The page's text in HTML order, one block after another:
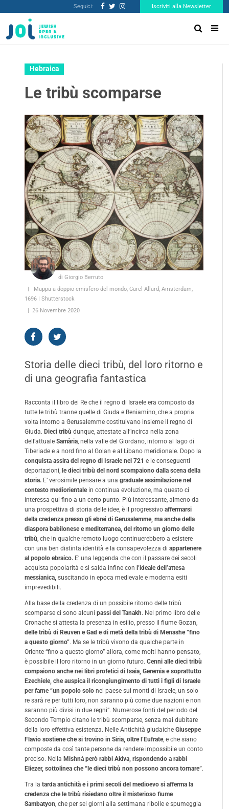
Seguici: Iscriviti alla Newsletter
Hebraica
Le tribù scomparse
di Giorgio Berruto
Mappa a doppio emisfero del mondo, Carel Allard, Amsterdam,
1696 | Shutterstock
26 Novembre 2020
Storia delle dieci tribù, del loro ritorno e
di una geografia fantastica
Racconta il libro dei Re che il regno di Israele era composto da
tutte le tribù tranne quelle di Giuda e Beniamino, che a propria
volta intorno a Gerusalemme costituivano insieme il regno di
Giuda. Dieci tribù dunque, attestate all’incirca nella zona
dell’attuale Samària , nella valle del Giordano, intorno al lago di
Tiberiade e a nord fino al Golan e al Libano meridionale. Dopo la
conquista assira del regno di Israele nel 721 e le conseguenti
deportazioni, le dieci tribù del nord scompaiono dalla scena della
storia. E’ verosimile pensare a una graduale assimilazione nel
contesto mediorientalein continua evoluzione, ma questo ci
interessa qui fino a un certo punto. Più interessante, almeno da
una prospettiva di storia delle idee, è il progressivo affermarsi
della credenza presso gli ebrei di Gerusalemme, ma anche della
diaspora babilonese e mediterranea, del ritorno un giorno delle
tribù , che in qualche remoto luogo continuerebbero a esistere
con una ben distinta identità e la consapevolezza di appartenere
al popolo ebraico. E’ una leggenda che con il passare dei secoli
acquista popolarità e si salda infine con l’ideale dell’attesa
messianica, suscitando in epoca medievale e moderna esiti
imprevedibili.
Alla base della credenza di un possibile ritorno delle tribù
scomparse ci sono alcuni passi del Tanakh. Nel primo libro delle
Cronache si attesta la presenza in esilio, presso il fiume Gozan,
delle tribù di Reuven e Gad e di metà della tribù di Menashe “fino
a questo giorno”. Ma se le tribù vivono da qualche parte in
Oriente “fino a questo giorno” allora, come molti hanno pensato,
è possibile il loro ritorno in un giorno futuro. Cenni alle dieci tribù
compaiono anche nei libri profetici di Isaia, Geremia e soprattutto
Ezechiele, che auspica il ricongiungimento di tutti i figli di Israele
per farne “un popolo solo nel paese sui monti di Israele, un solo
re sarà re per tutti loro, non saranno più come due nazioni e non
saranno più divisi in due regni”. Numerose fonti del periodo del
Secondo Tempio citano le tribù scomparse, senza mai dubitare
della loro effettiva esistenza. Nelle Antichità giudaiche Giuseppe
Flavio sostiene che si trovino in Siria, oltre l’Eufrate, e che siano
composte da così tante persone da rendere impossibile un conto
preciso. Nella Mishnà però rabbi Akiva, rispondendo a rabbi
Eliezer, sottolinea che “le dieci tribù non possono ancora tornare”.
Tra la tarda antichità e i primi secoli del medioevo si afferma la
credenza che le tribù risiedano oltre il misterioso fiume
Sambatyon , che per sei giorni alla settimana ribolle e spumeggia